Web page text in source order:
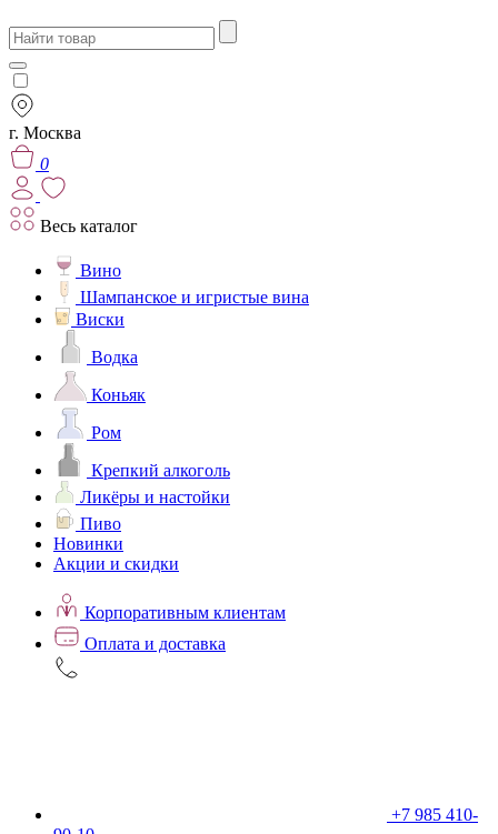
г. Москва
0
Весь каталог
Вино
Шампанское и игристые вина
Виски
Водка
Коньяк
Ром
Крепкий алкоголь
Ликёры и настойки
Пиво
Новинки
Акции и скидки
Корпоративным клиентам
Оплата и доставка
+7 985 410-